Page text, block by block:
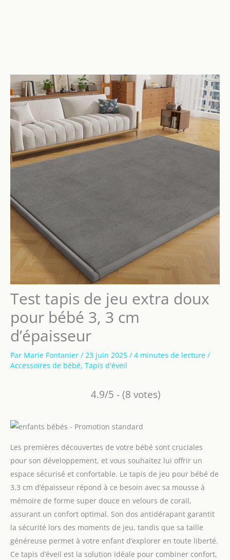
Test tapis de jeu extra doux
pour bébé 3, 3 cm
d’épaisseur
Par Marie Fontanier / 23 juin 2025 / 4 minutes de lecture /
Accessoires de bébé, Tapis d'éveil
4.9/5 - (8 votes)
Les premières découvertes de votre bébé sont cruciales
pour son développement, et vous souhaitez lui offrir un
espace sécurisé et confortable. Le tapis de jeu pour bébé de
3,3 cm d’épaisseur répond à ce besoin avec sa mousse à
mémoire de forme super douce en velours de corail,
assurant un confort optimal. Son dos antidérapant garantit
la sécurité lors des moments de jeu, tandis que sa taille
généreuse permet à votre enfant d’explorer en toute liberté.
Ce tapis d’éveil est la solution idéale pour combiner confort,